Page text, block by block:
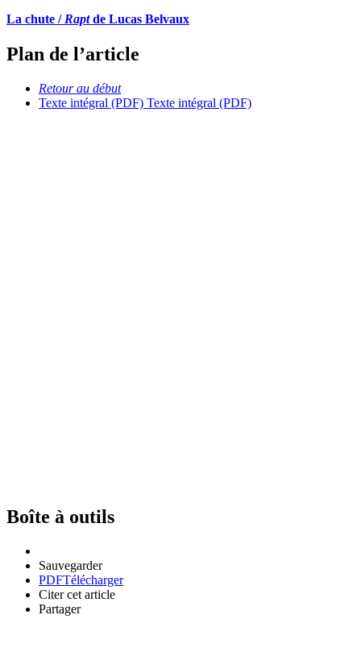
La chute / Raptde Lucas Belvaux
Plan de l’article
Retour au début
Texte intégral (PDF) Texte intégral (PDF)
Boîte à outils
Sauvegarder
PDFTélécharger
Citer cet article
Partager